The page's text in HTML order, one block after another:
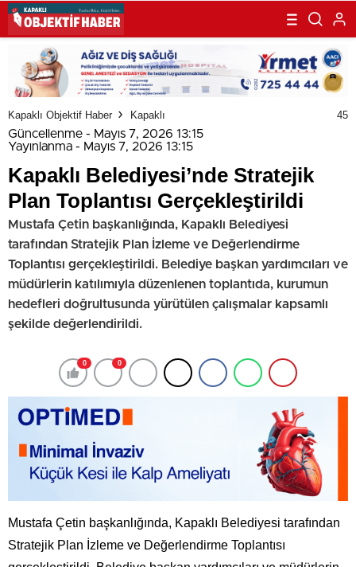
Kapaklı Objektif Haber Kapaklı 45
Güncellenme - Mayıs 7, 2026 13:15
Yayınlanma - Mayıs 7, 2026 13:15
Kapaklı Belediyesi’nde Stratejik
Plan Toplantısı Gerçekleştirildi
Mustafa Çetin başkanlığında, Kapaklı Belediyesi
tarafından Stratejik Plan İzleme ve Değerlendirme
Toplantısı gerçekleştirildi. Belediye başkan yardımcıları ve
müdürlerin katılımıyla düzenlenen toplantıda, kurumun
hedefleri doğrultusunda yürütülen çalışmalar kapsamlı
şekilde değerlendirildi.
0 0
Mustafa Çetin başkanlığında, Kapaklı Belediyesi tarafından
Stratejik Plan İzleme ve Değerlendirme Toplantısı